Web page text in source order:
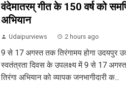
वंदेमातरम् गीत के 150 वर्ष को
अभियान
Udaipurviews 2 hours ago
9 से 17 अगस्त तक तिरंगामय होगा उदयपुर
स्वतंत्रता दिवस के उपलक्ष्य में 9 से 17
तिरंगा अभियान को व्यापक जनभागीदारी क...